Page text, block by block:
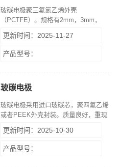
玻碳电极聚三氟氯乙烯外壳
（PCTFE）。规格有2mm，3mm，
种。
更新时间：2025-11-27
产品型号：
玻碳电极
玻碳电极采用进口玻碳芯，聚四氟乙烯
或者PEEK外壳封装。质量良好，重现
更新时间：2025-10-30
产品型号：